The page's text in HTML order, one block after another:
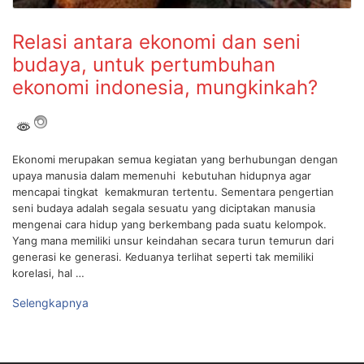
Relasi antara ekonomi dan seni
budaya, untuk pertumbuhan
ekonomi indonesia, mungkinkah?
Ekonomi merupakan semua kegiatan yang berhubungan dengan
upaya manusia dalam memenuhi kebutuhan hidupnya agar
mencapai tingkat kemakmuran tertentu. Sementara pengertian
seni budaya adalah segala sesuatu yang diciptakan manusia
mengenai cara hidup yang berkembang pada suatu kelompok.
Yang mana memiliki unsur keindahan secara turun temurun dari
generasi ke generasi. Keduanya terlihat seperti tak memiliki
korelasi, hal …
Selengkapnya